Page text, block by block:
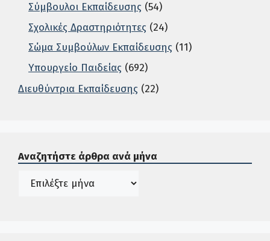
Σύμβουλοι Εκπαίδευσης (54)
Σχολικές Δραστηριότητες (24)
Σώμα Συμβούλων Εκπαίδευσης (11)
Υπουργείο Παιδείας (692)
Διευθύντρια Εκπαίδευσης (22)
Αναζητήστε άρθρα ανά μήνα
Ιστορικό